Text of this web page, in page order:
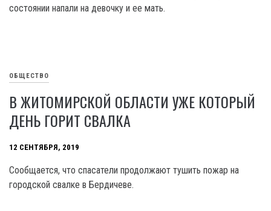
состоянии напали на девочку и ее мать.
ОБЩЕСТВО
В ЖИТОМИРСКОЙ ОБЛАСТИ УЖЕ КОТОРЫЙ
ДЕНЬ ГОРИТ СВАЛКА
12 СЕНТЯБРЯ, 2019
Сообщается, что спасатели продолжают тушить пожар на
городской свалке в Бердичеве.